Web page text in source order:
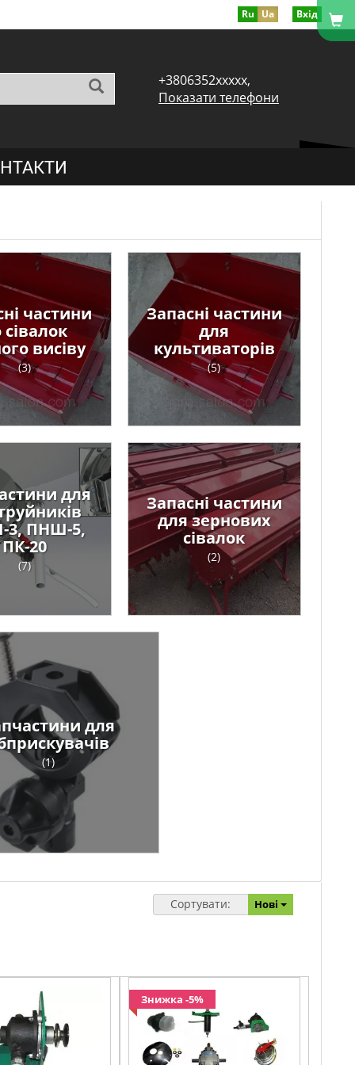
Ru Ua Вхід
+3806352xxxxx,
Показати телефони
частини
сівалок
висіву
(3)
Запасні частини
для
культиваторів
(5)
для
ПНШ-5,
ПК-20
(7)
Запасні частини
для зернових
сівалок
(2)
для
(1)
Сортувати: Нові
Знижка -5%